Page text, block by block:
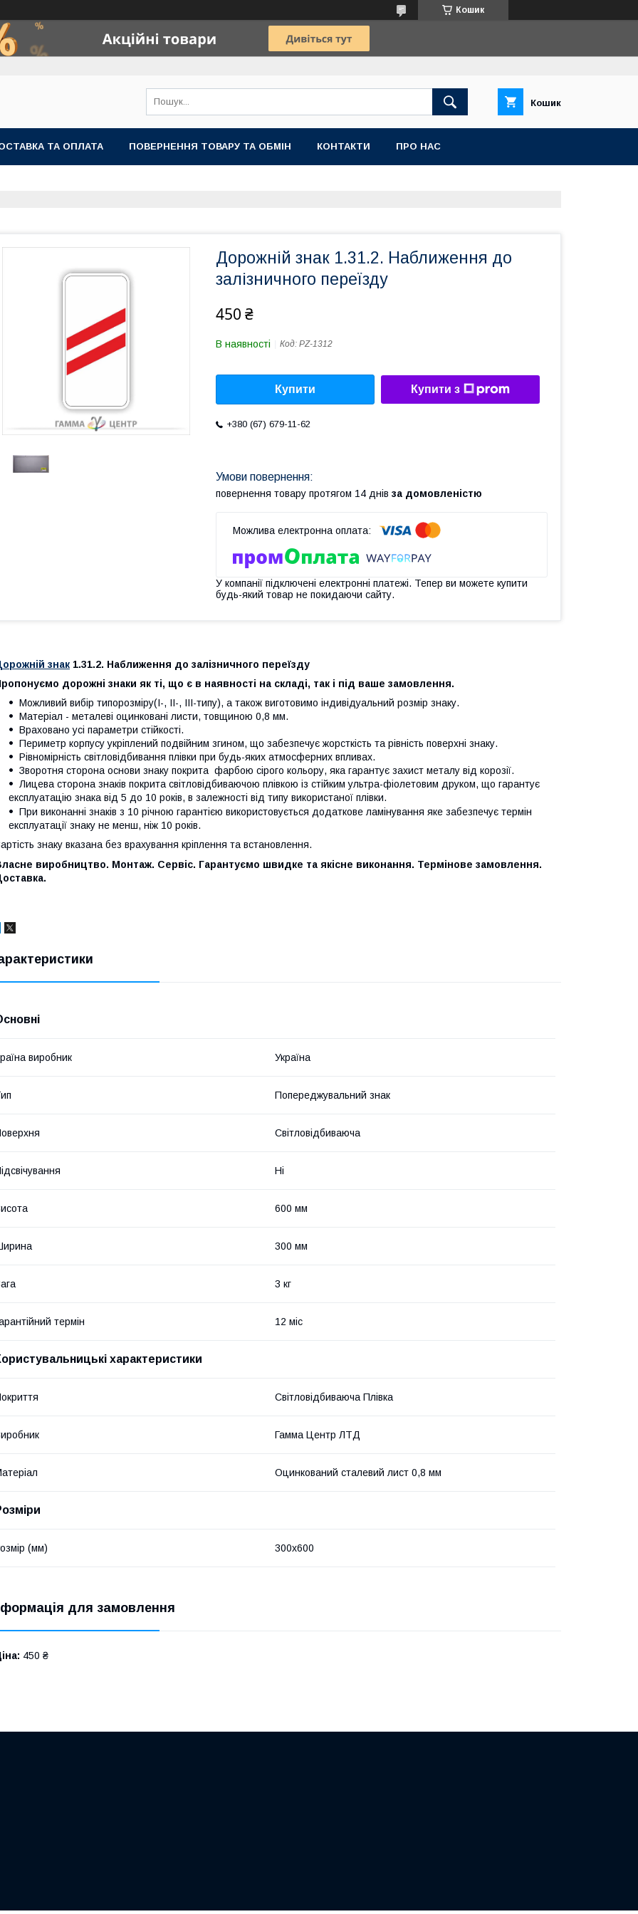
Кошик
Кошик
ТА ОПЛАТА ПОВЕРНЕННЯ ТОВАРУ ТА ОБМІН КОНТАКТИ ПРО НАС
Дорожній знак 1.31.2. Наближення до
залізничного переїзду
450 ₴
В наявності Код: PZ-1312
Купити Купити з
+380 (67) 679-11-62
повернення товару протягом 14 днів за домовленістю
У компанії підключені електронні платежі. Тепер ви можете купити
будь-який товар не покидаючи сайту.
знак 1.31.2. Наближення до залізничного переїзду
дорожні знаки як ті, що є в наявності на складі, так і під ваше замовлення.
Можливий вибір типорозміру(І-, ІІ-, ІІІ-типу), а також виготовимо індивідуальний розмір знаку.
Матеріал - металеві оцинковані листи, товщиною 0,8 мм.
Враховано усі параметри стійкості.
Периметр корпусу укріплений подвійним згином, що забезпечує жорсткість та рівність поверхні знаку.
Рівномірність світловідбивання плівки при будь-яких атмосферних впливах.
Зворотня сторона основи знаку покрита фарбою сірого кольору, яка гарантує захист металу від корозії.
Лицева сторона знаків покрита світловідбиваючою плівкою із стійким ультра-фіолетовим друком, що гарантує
експлуатацію знака від 5 до 10 років, в залежності від типу використаної плівки.
При виконанні знаків з 10 річною гарантією використовується додаткове ламінування яке забезпечує термін
експлуатації знаку не менш, ніж 10 років.
знаку вказана без врахування кріплення та встановлення.
виробництво. Монтаж. Сервіс. Гарантуємо швидке та якісне виконання. Термінове замовлення.
виробник Україна
Попереджувальний знак
Світловідбиваюча
Ні
600 мм
300 мм
3 кг
термін 12 міс
характеристики
Світловідбиваюча Плівка
Гамма Центр ЛТД
Оцинкований сталевий лист 0,8 мм
(мм) 300х600
для замовлення
450 ₴